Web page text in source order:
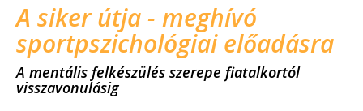
A siker útja - meghívó
sportpszichológiai előadásra
A mentális felkészülés szerepe fiatalkortól
visszavonulásig